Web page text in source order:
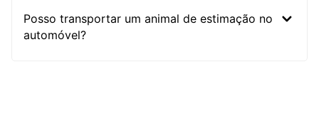
Posso transportar um animal de estimação no
automóvel?